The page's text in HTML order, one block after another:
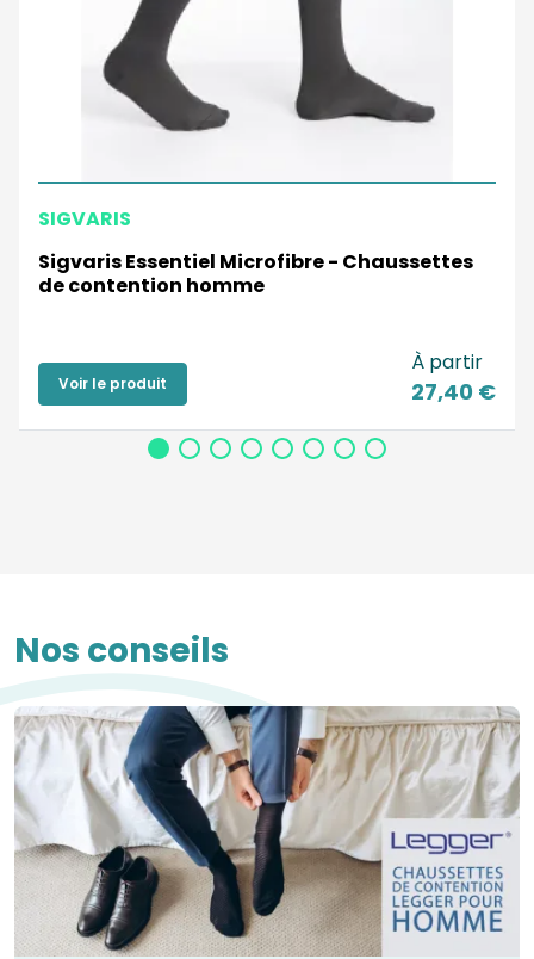
SIGVARIS
Sigvaris Essentiel Microfibre - Chaussettes
de contention homme
Voir le produit
À partir
27,40 €
Nos conseils